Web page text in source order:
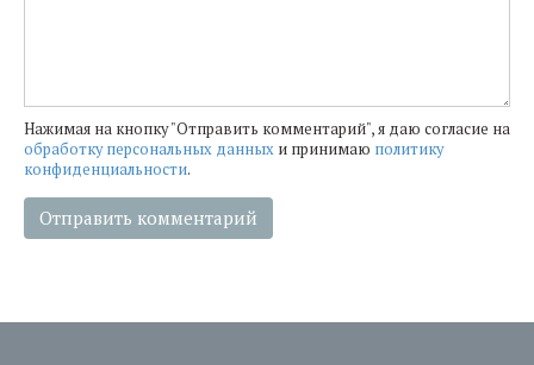
Нажимая на кнопку "Отправить комментарий", я даю согласие на
обработку персональных данных и принимаю политику
конфиденциальности.